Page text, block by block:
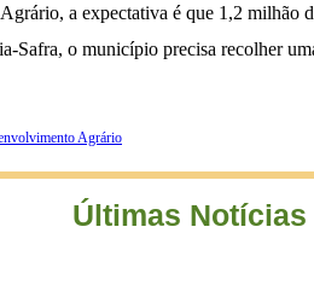
a expectativa é que 1,2 milhão
Safra, o município precisa recolher
Agrário
Últimas Notícias